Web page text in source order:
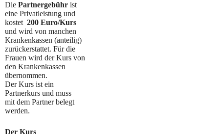
Die Partnergebühr ist
eine Privatleistung und
kostet 200 Euro/Kurs
und wird von manchen
Krankenkassen (anteilig)
zurückerstattet. Für die
Frauen wird der Kurs von
den Krankenkassen
übernommen.
Der Kurs ist ein
Partnerkurs und muss
mit dem Partner belegt
werden.
Der Kurs